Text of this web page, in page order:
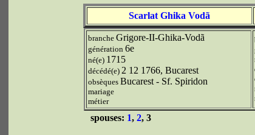
Scarlat Ghika Vodã
branche Grigore-II-Ghika-Vodã
génération 6e
né(e) 1715
décédé(e) 2 12 1766, Bucarest
obsèques Bucarest - Sf. Spiridon
mariage
métier
spouses: 1, 2, 3